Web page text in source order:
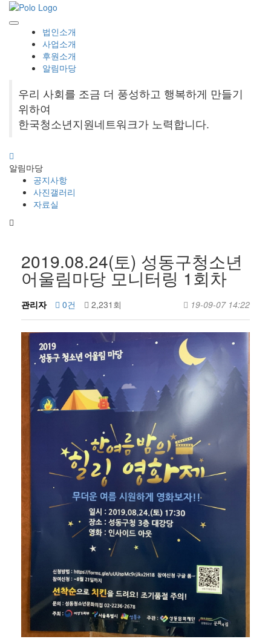
법인소개
사업소개
후원소개
알림마당
우리 사회를 조금 더 풍성하고 행복하게 만들기
위하여
한국청소년지원네트워크가 노력합니다.
알림마당
공지사항
사진갤러리
자료실
2019.08.24(토) 성동구청소년
어울림마당 모니터링 1회차
관리자 0건 2,231회 19-09-07 14:22